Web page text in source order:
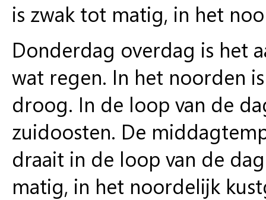
is zwak tot matig, in het
Donderdag overdag is het
wat regen. In het noorden
droog. In de loop van de
zuidoosten. De
draait in de loop van de
matig, in het noordelijk